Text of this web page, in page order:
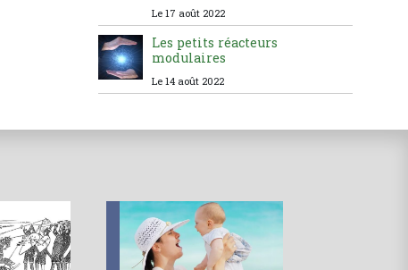
Le 17 août 2022
Les petits réacteurs
modulaires
Le 14 août 2022